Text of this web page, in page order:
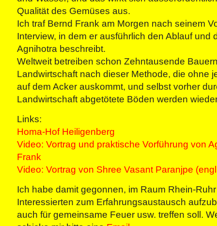
Qualität des Gemüses aus.
Ich traf Bernd Frank am Morgen nach seinem
Interview, in dem er ausführlich den Ablauf und
Agnihotra beschreibt.
Weltweit betreiben schon Zehntausende
Landwirtschaft nach dieser Methode, die ohne
auf dem Acker auskommt, und selbst vorher
Landwirtschaft abgetötete Böden werden
Links:
Homa-Hof Heiligenberg
Video: Vortrag und praktische Vorführung von
Frank
Video: Vortrag von Shree Vasant Paranjpe
Ich habe damit gegonnen, im Raum Rhein-
Interessierten zum Erfahrungsaustausch
auch für gemeinsame Feuer usw. treffen soll.